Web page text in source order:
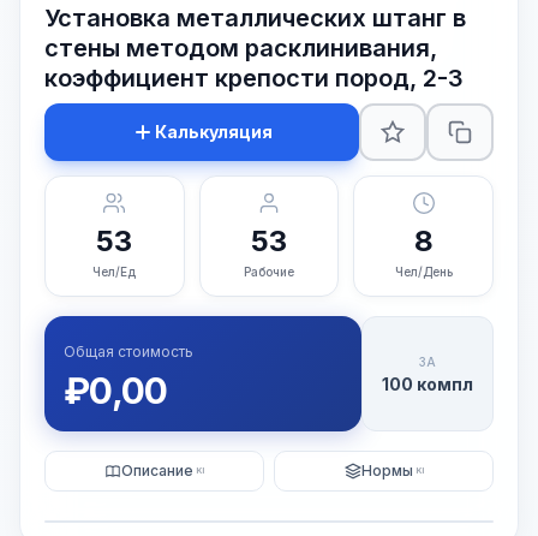
Установка металлических штанг в
стены методом расклинивания,
коэффициент крепости пород, 2-3
Калькуляция
53
Чел/Ед
53
Рабочие
8
Чел/День
Общая стоимость
₽0,00
ЗА
100 компл
Описание KI Нормы KI